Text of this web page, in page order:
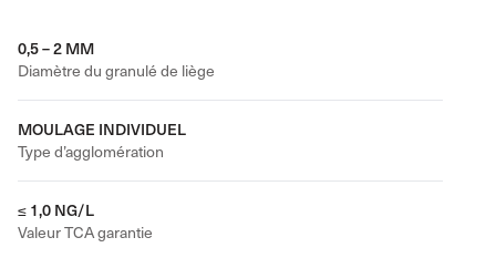
0,5 – 2 MM
Diamètre du granulé de liège
MOULAGE INDIVIDUEL
Type d’agglomération
≤ 1,0 NG/L
Valeur TCA garantie